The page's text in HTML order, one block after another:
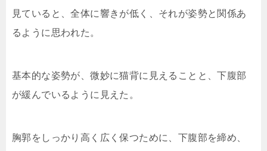
見ていると、全体に響きが低く、それが姿勢と関係あ
るように思われた。
基本的な姿勢が、微妙に猫背に見えることと、下腹部
が緩んでいるように見えた。
胸郭をしっかり高く広く保つために、下腹部を締め、